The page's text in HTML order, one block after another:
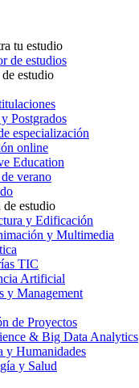
tu estudio
de estudios
estudio
Postgrados
especialización
online
Education
verano
de estudio
y Edificación
y Multimedia
TIC
Artificial
y Management
de Proyectos
& Big Data Analytics
y Humanidades
y Salud